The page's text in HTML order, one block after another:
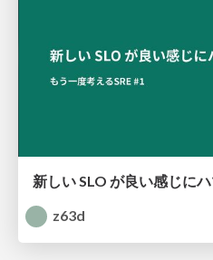
新しい SLO が良い感じに
z63d